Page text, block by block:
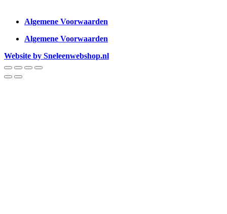
Algemene Voorwaarden
Algemene Voorwaarden
Website by Sneleenwebshop.nl